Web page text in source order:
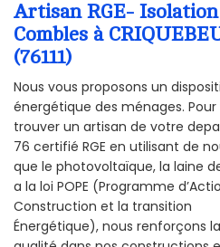
Artisan RGE-
Combles à
(76111)
Nous vous proposons un
énergétique des ménages.
trouver un artisan de votre
76 certifié RGE en utilisant de
que le photovoltaïque, la laine
a la loi POPE (Programme
Construction et la transition
Énergétique), nous renforçons la